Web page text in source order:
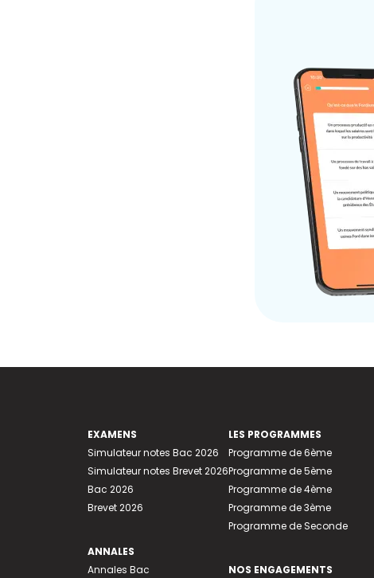
EXAMENS
Simulateur notes Bac 2026
Simulateur notes Brevet 2026
Bac 2026
Brevet 2026
ANNALES
Annales Bac
LES PROGRAMMES
Programme de 6ème
Programme de 5ème
Programme de 4ème
Programme de 3ème
Programme de Seconde
NOS ENGAGEMENTS